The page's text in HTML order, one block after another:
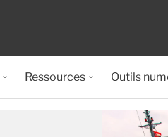
Ressources Outils